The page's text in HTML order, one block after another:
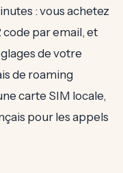
: vous achetez
code par email, et
de votre
de roaming
carte SIM locale,
pour les appels